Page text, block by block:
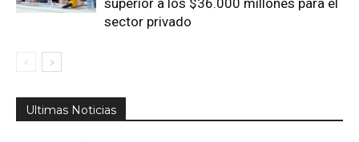
sector privado
Ultimas Noticias